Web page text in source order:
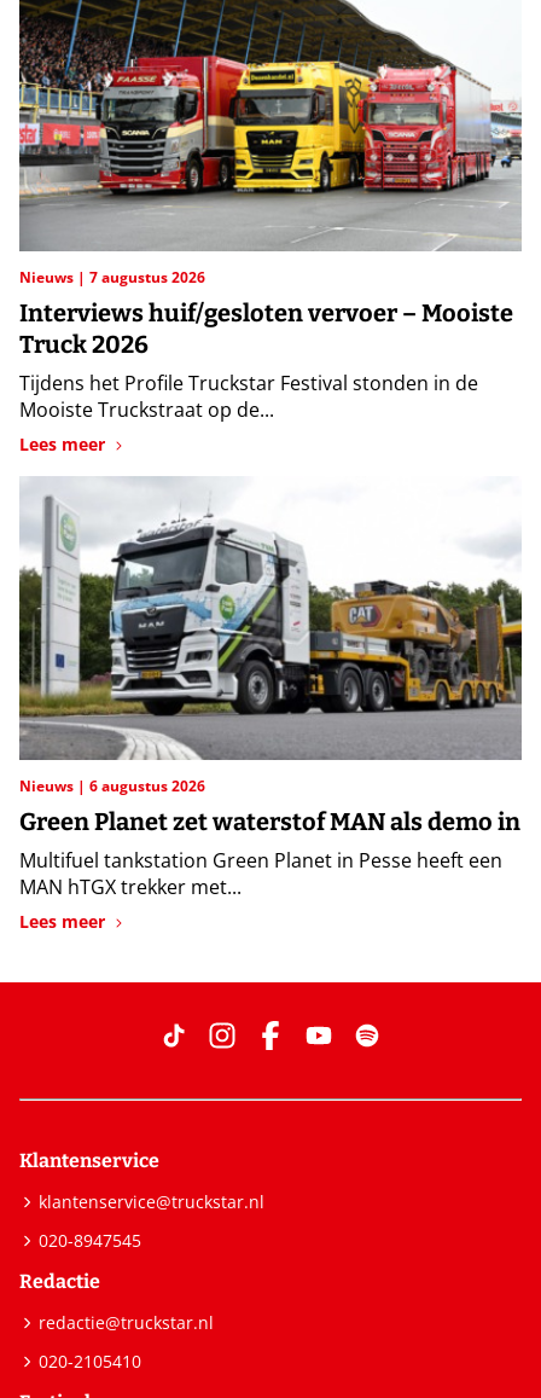
Nieuws 7 augustus 2026
Interviews huif/gesloten vervoer – Mooiste
Truck 2026
Tijdens het Profile Truckstar Festival stonden in de
Mooiste Truckstraat op de...
Lees meer
Nieuws 6 augustus 2026
Green Planet zet waterstof MAN als demo in
Multifuel tankstation Green Planet in Pesse heeft een
MAN hTGX trekker met...
Lees meer
Klantenservice
klantenservice@truckstar.nl
020-8947545
Redactie
redactie@truckstar.nl
020-2105410